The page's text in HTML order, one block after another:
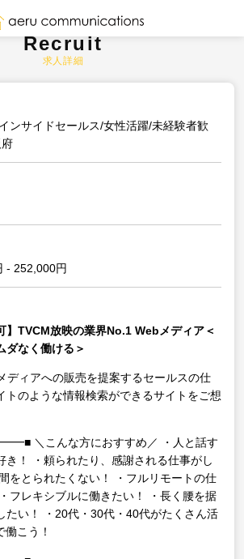
Recruit
求人詳細
ンサイドセールス/女性活躍/未経験者歓
- 252,000円
】TVCM放映の業界No.1 Webメディア＜
ダなく働ける＞
ディアへの販売を提案するセールスの仕
トのような情報検索ができるサイトをご想
＼こんな方におすすめ／
・人と話す
き！
・頼られたり、感謝される仕事がし
をとられたくない！
・フルリモートの仕
・フレキシブルに働きたい！
・長く腰を据
たい！
・20代・30代・40代がたくさん活
こう！